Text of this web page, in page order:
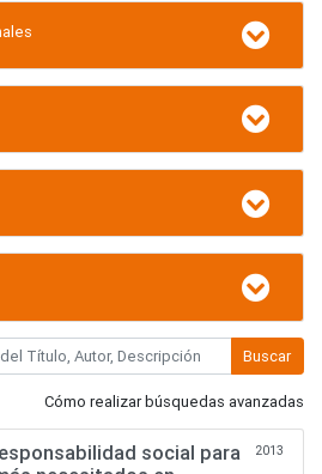
Buscar
Cómo realizar búsquedas avanzadas
social para
2013